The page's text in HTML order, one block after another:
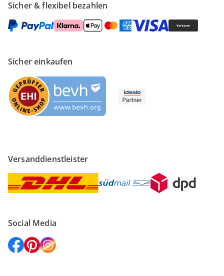
Sicher & flexibel bezahlen
Sicher einkaufen
Versanddienstleister
Social Media